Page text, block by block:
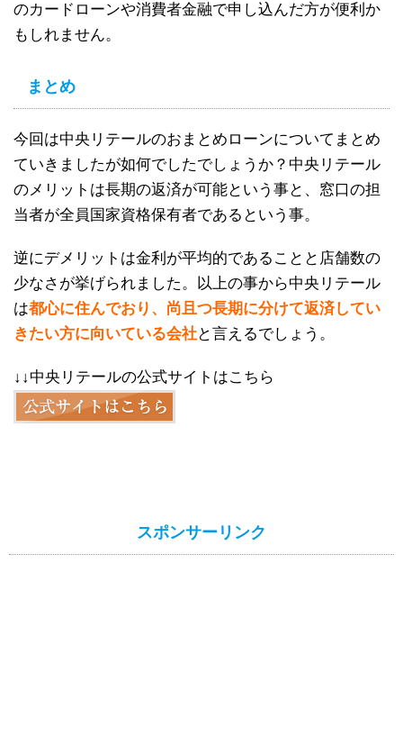
のカードローンや消費者金融で申し込んだ方が便利か
もしれません。
まとめ
今回は中央リテールのおまとめローンについてまとめ
ていきましたが如何でしたでしょうか？中央リテール
のメリットは長期の返済が可能という事と、窓口の担
当者が全員国家資格保有者であるという事。
逆にデメリットは金利が平均的であることと店舗数の
少なさが挙げられました。以上の事から中央リテール
は都心に住んでおり、尚且つ長期に分けて返済してい
きたい方に向いている会社と言えるでしょう。
↓↓中央リテールの公式サイトはこちら
スポンサーリンク